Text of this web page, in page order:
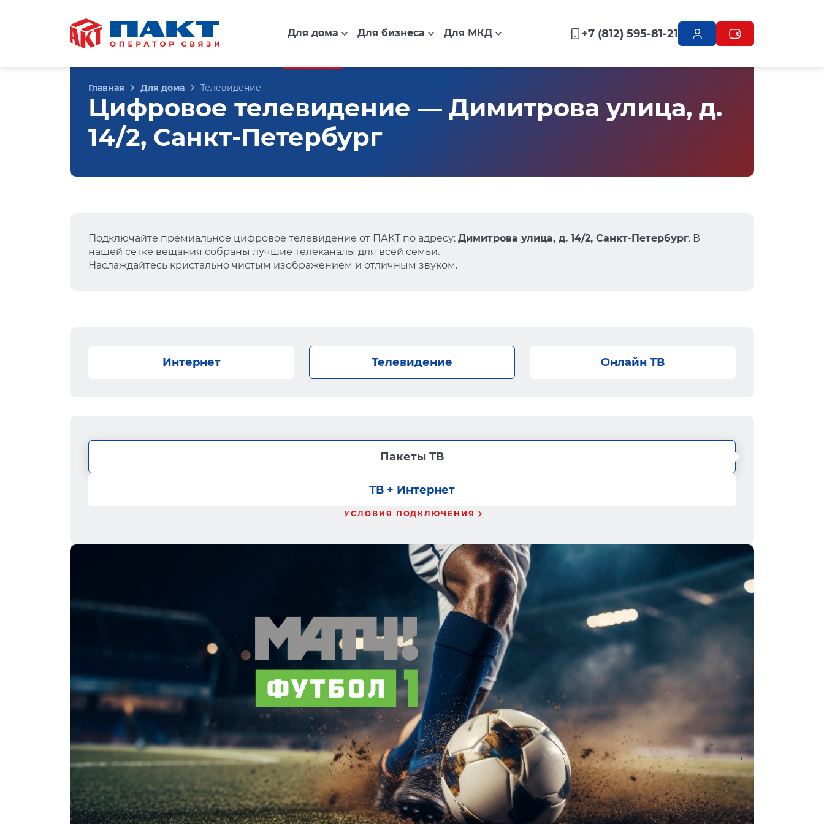
Для дома Для бизнеса Для МКД +7 (812) 595-81-21
Главная Для дома Телевидение
Цифровое телевидение — Димитрова улица, д.
14/2, Санкт-Петербург
Подключайте премиальное цифровое телевидение от ПАКТ по адресу: Димитрова улица, д. 14/2, Санкт-Петербург. В
нашей сетке вещания собраны лучшие телеканалы для всей семьи.
Наслаждайтесь кристально чистым изображением и отличным звуком.
Интернет Телевидение Онлайн ТВ
Пакеты ТВ
ТВ + Интернет
УСЛОВИЯ ПОДКЛЮЧЕНИЯ